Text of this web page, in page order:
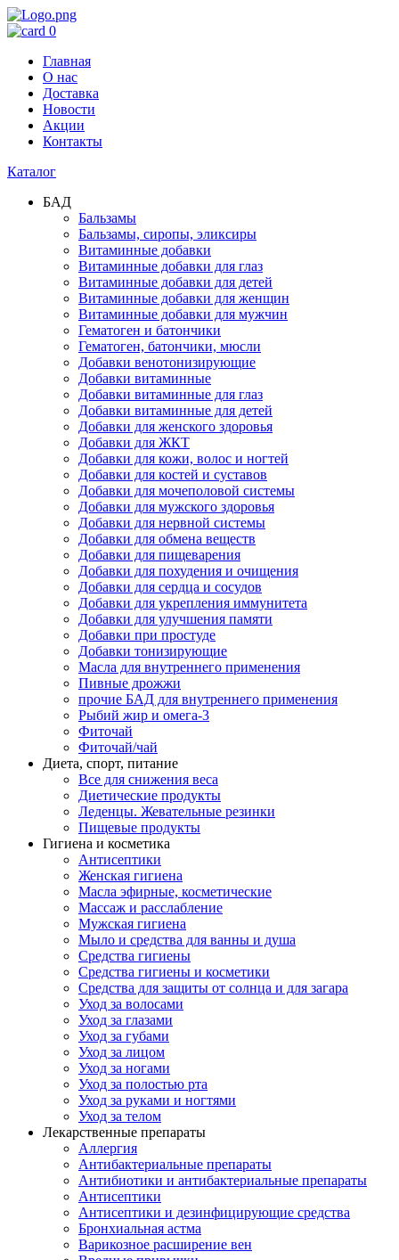
0
Главная
О нас
Доставка
Новости
Акции
Контакты
Каталог
БАД
Бальзамы
Бальзамы, сиропы, эликсиры
Витаминные добавки
Витаминные добавки для глаз
Витаминные добавки для детей
Витаминные добавки для женщин
Витаминные добавки для мужчин
Гематоген и батончики
Гематоген, батончики, мюсли
Добавки венотонизирующие
Добавки витаминные
Добавки витаминные для глаз
Добавки витаминные для детей
Добавки для женского здоровья
Добавки для ЖКТ
Добавки для кожи, волос и ногтей
Добавки для костей и суставов
Добавки для мочеполовой системы
Добавки для мужского здоровья
Добавки для нервной системы
Добавки для обмена веществ
Добавки для пищеварения
Добавки для похудения и очищения
Добавки для сердца и сосудов
Добавки для укрепления иммунитета
Добавки для улучшения памяти
Добавки при простуде
Добавки тонизирующие
Масла для внутреннего применения
Пивные дрожжи
прочие БАД для внутреннего применения
Рыбий жир и омега-3
Фиточай
Фиточай/чай
Диета, спорт, питание
Все для снижения веса
Диетические продукты
Леденцы. Жевательные резинки
Пищевые продукты
Гигиена и косметика
Антисептики
Женская гигиена
Масла эфирные, косметические
Массаж и расслабление
Мужская гигиена
Мыло и средства для ванны и душа
Средства гигиены
Средства гигиены и косметики
Средства для защиты от солнца и для загара
Уход за волосами
Уход за глазами
Уход за губами
Уход за лицом
Уход за ногами
Уход за полостью рта
Уход за руками и ногтями
Уход за телом
Лекарственные препараты
Аллергия
Антибактериальные препараты
Антибиотики и антибактериальные препараты
Антисептики
Антисептики и дезинфицирующие средства
Бронхиальная астма
Варикозное расширение вен